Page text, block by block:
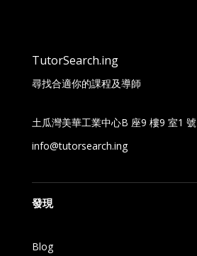
TutorSearch.ing
尋找合適你的課程及導師
土瓜灣美華工業中心B 座9 樓9 室1 號
info@tutorsearch.ing
發現
Blog